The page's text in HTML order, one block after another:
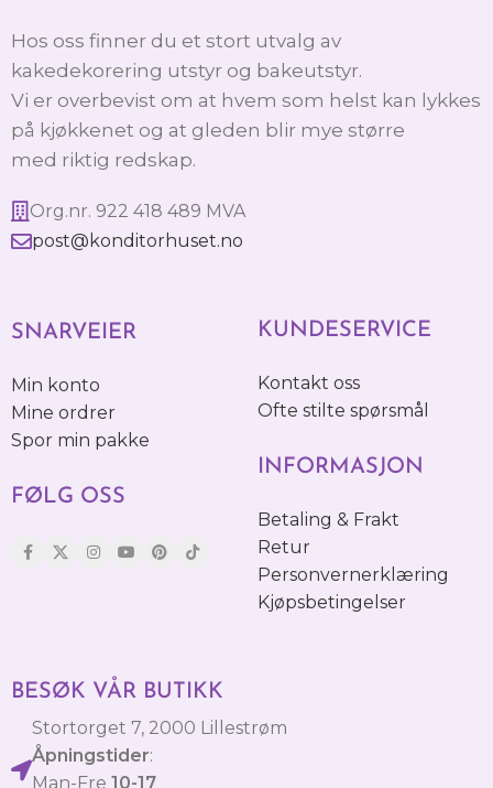
Hos oss finner du et stort utvalg av
kakedekorering utstyr og bakeutstyr.
Vi er overbevist om at hvem som helst kan lykkes
på kjøkkenet og at gleden blir mye større
med riktig redskap.
Org.nr. 922 418 489 MVA
post@konditorhuset.no
SNARVEIER
Min konto
Mine ordrer
Spor min pakke
FØLG OSS
KUNDESERVICE
Kontakt oss
Ofte stilte spørsmål
INFORMASJON
Betaling & Frakt
Retur
Personvernerklæring
Kjøpsbetingelser
BESØK VÅR BUTIKK
Stortorget 7, 2000 Lillestrøm
Åpningstider:
Man-Fre 10-17